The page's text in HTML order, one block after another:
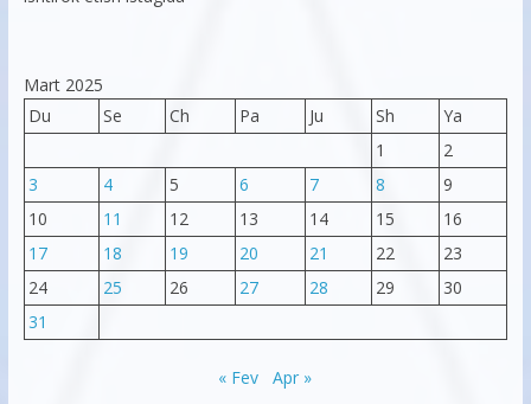
Mart 2025
Du
Se Ch Pa Ju Sh
Ya
1
2
3
4 5 6 7 8
9
10
11 12 13 14 15
16
17
18 19 20 21 22
23
24
25 26 27 28 29
30
31
« Fev Apr »